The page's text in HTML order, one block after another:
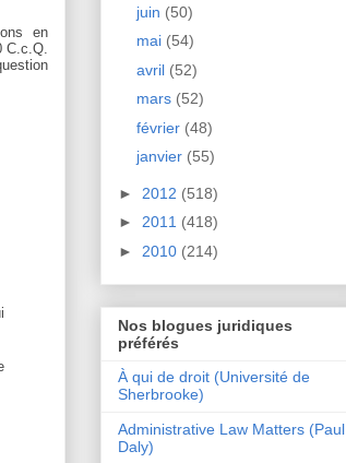
en
C.c.Q.
juin (50)
mai (54)
avril (52)
mars (52)
février (48)
janvier (55)
► 2012 (518)
► 2011 (418)
► 2010 (214)
Nos blogues juridiques
préférés
À qui de droit (Université de
Sherbrooke)
Administrative Law Matters (Paul
Daly)